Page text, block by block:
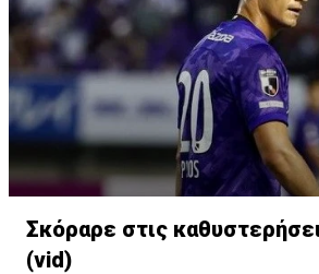
Η δημοσίευση κοινοποιήθηκε από το
Σκόραρε στις
(vid)